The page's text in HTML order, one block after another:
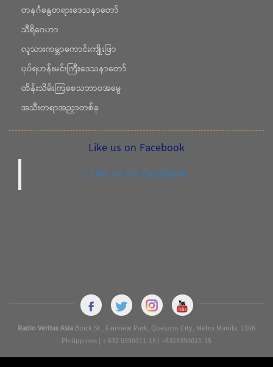
တနင်္ဂနွေတရားဒေသနာတော်
သီရိဂေဟာ
လူသားကမ္ဘာကောင်းကျိုးဖြာ
ပုပ်ရဟန်းမင်းကြီးဒေသနာတော်
ထိန်းသိမ်းကြစေသဘာဝအမွေ
အသီးတရာအညှာတစ်ခု
Like us on Facebook
Like us on Facebook
Radio Veritas AsiaBuick St., Fairview Park, Queszon City, Metro Manila. 1106
Philippines | + 632 9390011-15 | +6329390011-15